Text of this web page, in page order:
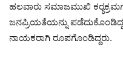
ಹಲವಾರು ಸಮಾಜಮುಖಿ
ಜನಪ್ರಿಯತೆಯನ್ನು
ನಾಯಕರಾಗಿ ರೂಪಗೊಂಡಿದ್ದರು.